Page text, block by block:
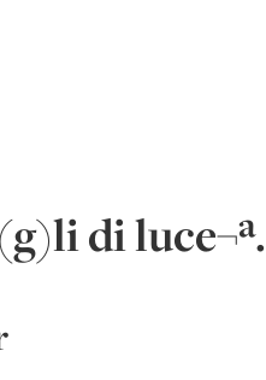
di luce¬ª.